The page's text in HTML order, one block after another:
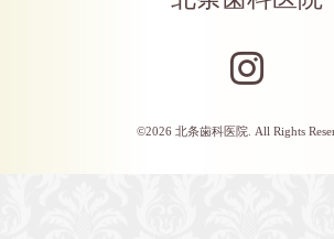
©2026 北条歯科医院. All Rights